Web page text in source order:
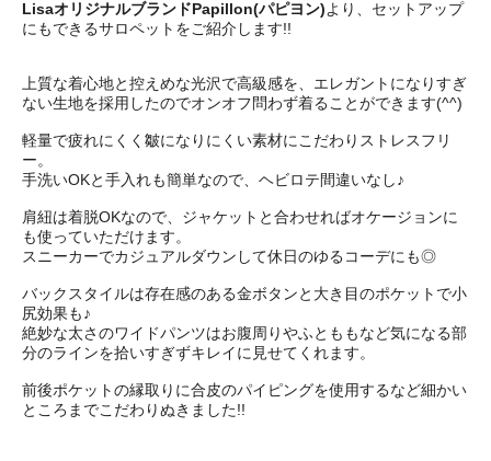
LisaオリジナルブランドPapillon(パピヨン)より、 セットアップ
にもできるサロペットをご紹介します!!
上質な着心地と控えめな光沢で高級感を、エレガントになりすぎ
ない生地を採用したのでオンオフ問わず着ることができます(^^)
軽量で疲れにくく皺になりにくい素材にこだわりストレスフリ
ー。
手洗いOKと手入れも簡単なので、ヘビロテ間違いなし♪
肩紐は着脱OKなので、ジャケットと合わせればオケージョンに
も使っていただけます。
スニーカーでカジュアルダウンして休日のゆるコーデにも◎
バックスタイルは存在感のある金ボタンと大き目のポケットで小
尻効果も♪
絶妙な太さのワイドパンツはお腹周りやふとももなど気になる部
分のラインを拾いすぎずキレイに見せてくれます。
前後ポケットの縁取りに合皮のパイピングを使用するなど細かい
ところまでこだわりぬきました!!